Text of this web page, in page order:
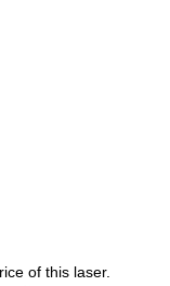
of this laser.